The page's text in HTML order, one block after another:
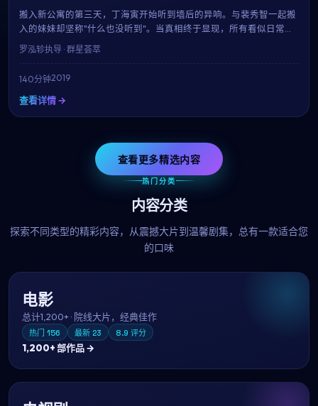
搬入新公寓的第三天，丁海寅开始听到墙后的异响。与裴秀智一起搬
入的妹妹却坚称"什么也没听到"。当真相终于显现，所有看似日常的
细节都成了恐惧的来源。罗泓轸用极简的音效与克制的镜头，呈现一
部令人后劲十足的心理惊悚片。
罗泓轸执导 · 群星荟萃
140分钟2019
查看详情 →
查看更多精选内容
热门分类
内容分类
探索不同类型的精彩内容，从震撼大片到温馨剧集，总有一款适合您
的口味
电影
总计1,200+· 院线大片，经典佳作
热门 156 最新 23 8.9 评分
1,200+部作品 →